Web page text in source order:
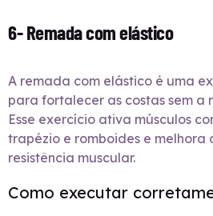
6- Remada com elástico
A remada com elástico é uma
para fortalecer as costas sem a
Esse exercício ativa músculos
trapézio e romboides e melhora
resistência muscular.
Como executar